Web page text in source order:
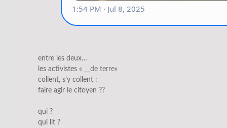
entre les deux…
les activistes «
__de terre«
collent, s’y collent :
faire agir le citoyen ??
qui ?
qui lit ?